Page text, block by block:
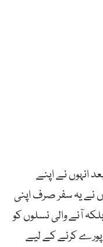
انہوں نے اپنے
نے یہ سفر صرف اپنی
آنے والی نسلوں کو
پورے کرنے کے لیے